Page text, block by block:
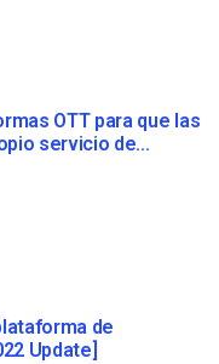
OTT para que las
servicio de
de
en línea [2022 Update]